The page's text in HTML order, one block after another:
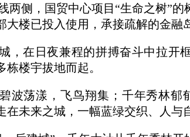
两侧，国贸中心项目“生命之树”
大楼已投入使用，承接疏解的金
，在日夜兼程的拼搏奋斗中拉开
栋楼宇拔地而起。
波荡漾，飞鸟翔集；千年秀林
未来之城，一幅蓝绿交织、人与